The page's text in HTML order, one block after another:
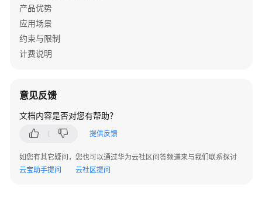
指
南
常
见
公
模
产品优势
应用场景
约束与限制
计费说明
意见反馈
文档内容是否对您有帮助？
提供反馈
如您有其它疑问，您也可以通过华为云社区问答频道来与我们联系探讨
云宝助手提问
云社区提问